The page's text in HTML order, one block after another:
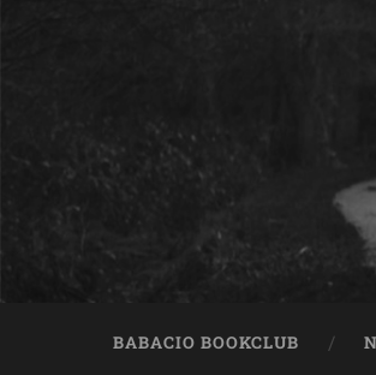
BABACIO BOOKCLUB